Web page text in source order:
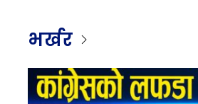
भर्खर